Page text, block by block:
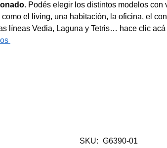
. Podés elegir los distintos modelos
el living, una habitación, la oficina, el
líneas Vedia, Laguna y Tetris… hace clic acá
SKU: G6390-01